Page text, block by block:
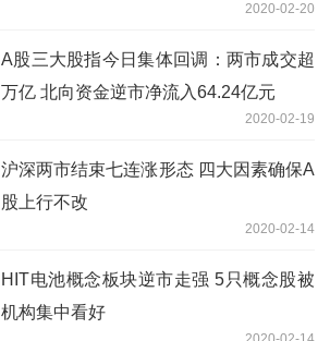
2020-02-20
A股三大股指今日集体回调：两市成交超
万亿 北向资金逆市净流入64.24亿元
2020-02-19
沪深两市结束七连涨形态 四大因素确保A
股上行不改
2020-02-14
HIT电池概念板块逆市走强 5只概念股被
机构集中看好